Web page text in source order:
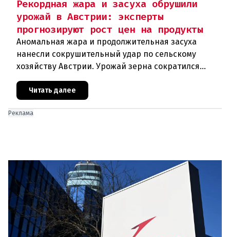
Рекордная жара и засуха обрушили
урожай в Австрии: эксперты
прогнозируют рост цен на продукты
Аномальная жара и продолжительная засуха
нанесли сокрушительный удар по сельскому
хозяйству Австрии. Урожай зерна сократился
потери достигают 80 процентов.
Читать далее
Реклама